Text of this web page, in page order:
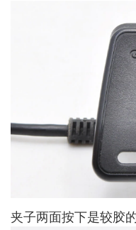
夹子两面按下是较胶